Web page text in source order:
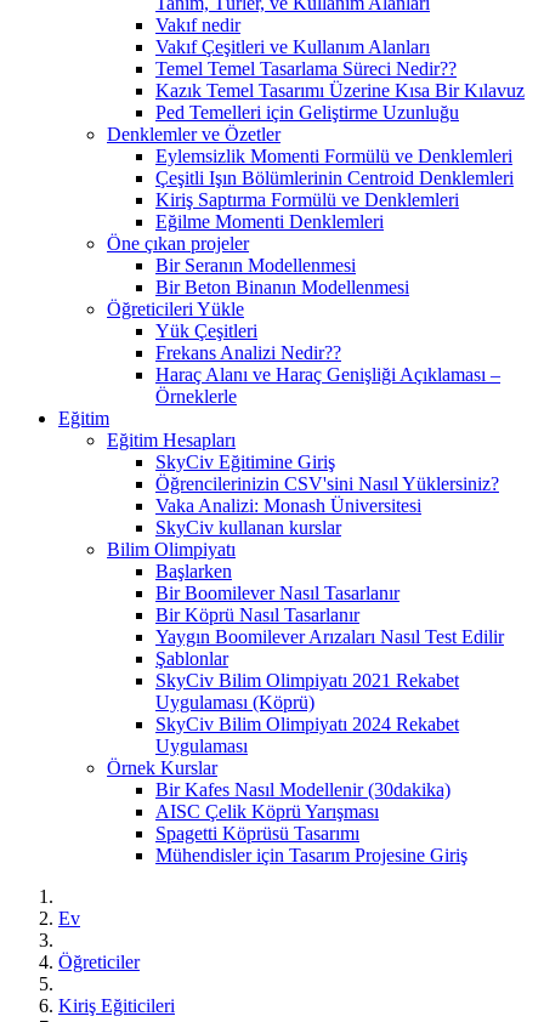
Vakıf nedir
Vakıf Çeşitleri ve Kullanım Alanları
Temel Temel Tasarlama Süreci Nedir??
Kazık Temel Tasarımı Üzerine Kısa Bir Kılavuz
Ped Temelleri için Geliştirme Uzunluğu
Denklemler ve Özetler
Eylemsizlik Momenti Formülü ve Denklemleri
Çeşitli Işın Bölümlerinin Centroid Denklemleri
Kiriş Saptırma Formülü ve Denklemleri
Eğilme Momenti Denklemleri
Öne çıkan projeler
Bir Seranın Modellenmesi
Bir Beton Binanın Modellenmesi
Öğreticileri Yükle
Yük Çeşitleri
Frekans Analizi Nedir??
Haraç Alanı ve Haraç Genişliği Açıklaması –
Örneklerle
Eğitim
Eğitim Hesapları
SkyCiv Eğitimine Giriş
Öğrencilerinizin CSV'sini Nasıl Yüklersiniz?
Vaka Analizi: Monash Üniversitesi
SkyCiv kullanan kurslar
Bilim Olimpiyatı
Başlarken
Bir Boomilever Nasıl Tasarlanır
Bir Köprü Nasıl Tasarlanır
Yaygın Boomilever Arızaları Nasıl Test Edilir
Şablonlar
SkyCiv Bilim Olimpiyatı 2021 Rekabet
Uygulaması (Köprü)
SkyCiv Bilim Olimpiyatı 2024 Rekabet
Uygulaması
Örnek Kurslar
Bir Kafes Nasıl Modellenir (30dakika)
AISC Çelik Köprü Yarışması
Spagetti Köprüsü Tasarımı
Mühendisler için Tasarım Projesine Giriş
Ev
Öğreticiler
Kiriş Eğiticileri